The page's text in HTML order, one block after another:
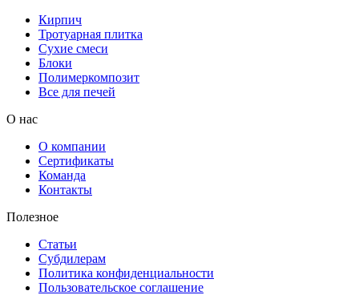
Кирпич
Тротуарная плитка
Сухие смеси
Блоки
Полимеркомпозит
Все для печей
О нас
О компании
Сертификаты
Команда
Контакты
Полезное
Статьи
Субдилерам
Политика конфиденциальности
Пользовательское соглашение